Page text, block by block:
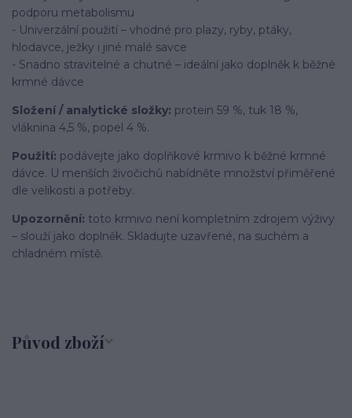
podporu metabolismu
- Univerzální použití – vhodné pro plazy, ryby, ptáky,
hlodavce, ježky i jiné malé savce
- Snadno stravitelné a chutné – ideální jako doplněk k běžné
krmné dávce
Složení / analytické složky: protein 59 %, tuk 18 %,
vláknina 4,5 %, popel 4 %.
Použití: podávejte jako doplňkové krmivo k běžné krmné
dávce. U menších živočichů nabídněte množství přiměřené
dle velikosti a potřeby.
Upozornění: toto krmivo není kompletním zdrojem výživy
– slouží jako doplněk. Skladujte uzavřené, na suchém a
chladném místě.
Původ zboží